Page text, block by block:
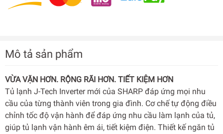
Mô tả sản phẩm
VỪA VẶN HƠN. RỘNG RÃI HƠN. TIẾT KIỆM HƠN
Tủ lạnh J-Tech Inverter mới của SHARP đáp ứng mọi nhu
cầu của từng thành viên trong gia đình. Cơ chế tự động điều
chỉnh tốc độ vận hành để đáp ứng nhu cầu làm lạnh của tủ,
giúp tủ lạnh vận hành êm ái, tiết kiệm điện. Thiết kế ngăn tủ